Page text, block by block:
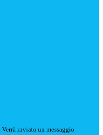
Verrà inviato un messaggio